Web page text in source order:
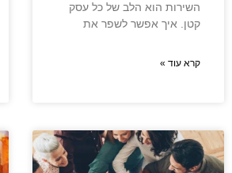
השירות הוא הלב של כל עסק
קטן. איך אפשר לשפר את
קרא עוד »